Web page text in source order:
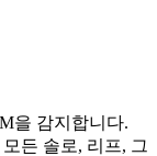
을 감지합니다.
든 솔로, 리프, 그